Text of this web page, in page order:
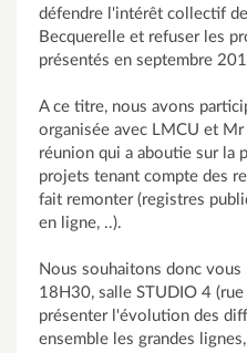
défendre l'intérêt collectif
Becquerelle et refuser les
présentés en septembre
A ce titre, nous avons
organisée avec LMCU et
réunion qui a aboutie sur la
projets tenant compte des
fait remonter (registres
en ligne, ..).
Nous souhaitons donc
18H30, salle STUDIO 4
présenter l'évolution des
ensemble les grandes